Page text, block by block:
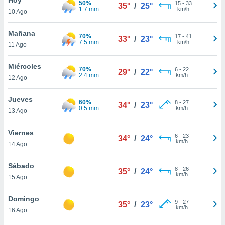
y
en
más
de
cookies
10 Ago
50%
1.7 mm
35° / 25° 15- 33
km/h
Mañana
11 Ago
70%
7.5 mm
33° / 23° 17- 41
km/h
Miércoles
12 Ago
70%
2.4 mm
29° / 22° 6- 22
km/h
Jueves
13 Ago
60%
0.5 mm
34° / 23° 8- 27
km/h
Viernes
14 Ago
34° / 24° 6- 23
km/h
Sábado
15 Ago
35° / 24° 8- 26
km/h
Domingo
16 Ago
35° / 23° 9- 27
km/h